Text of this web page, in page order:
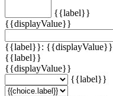
{{label}}
{{displayValue}}
{{label}}: {{displayValue}}
{{label}}
{{displayValue}}
{{label}}